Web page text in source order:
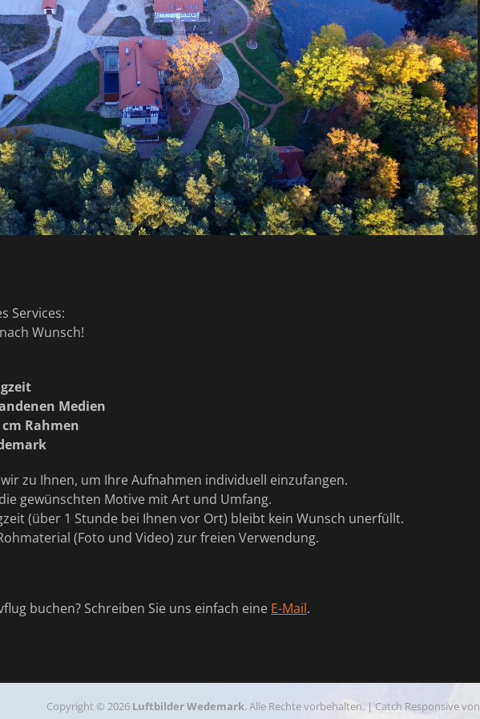
Services:
Wunsch!
Medien
Rahmen
zu Ihnen, um Ihre Aufnahmen individuell einzufangen.
gewünschten Motive mit Art und Umfang.
(über 1 Stunde bei Ihnen vor Ort) bleibt kein Wunsch unerfüllt.
(Foto und Video) zur freien Verwendung.
buchen? Schreiben Sie uns einfach eine E-Mail.
Copyright © 2026 Luftbilder Wedemark. Alle Rechte vorbehalten. | Catch Responsive von